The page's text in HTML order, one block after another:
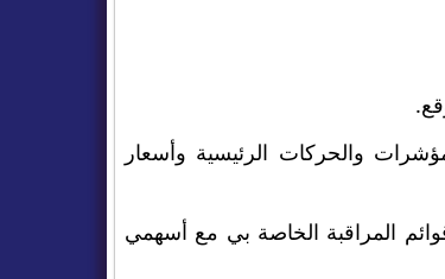
والحركات الرئيسية وأسعار
المراقبة الخاصة بي مع أسهمي